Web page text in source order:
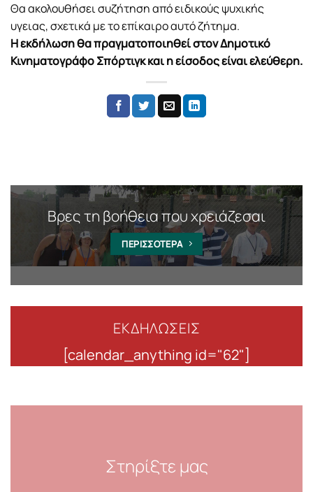
Θα ακολουθήσει συζήτηση από ειδικούς ψυχικής
υγειας, σχετικά με το επίκαιρο αυτό ζήτημα.
Η εκδήλωση θα πραγματοποιηθεί στον Δημοτικό
Κινηματογράφο Σπόρτιγκ και η είσοδος είναι ελεύθερη.
Βρες τη βοήθεια που χρειάζεσαι
ΠΕΡΙΣΣΟΤΕΡΑ
ΕΚΔΗΛΩΣΕΙΣ
[calendar_anything id="62"]
Στηρίξτε μας